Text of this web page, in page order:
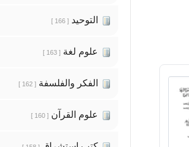
التوحيد [ 166 ]
علوم لغة [ 163 ]
الفكر والفلسفة [ 162 ]
علوم القرآن [ 160 ]